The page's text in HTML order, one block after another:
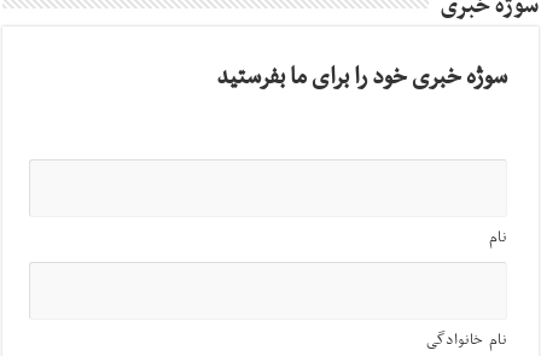
سوژه خبری خود را برای ما بفرستید
نام
نام خانوادگی